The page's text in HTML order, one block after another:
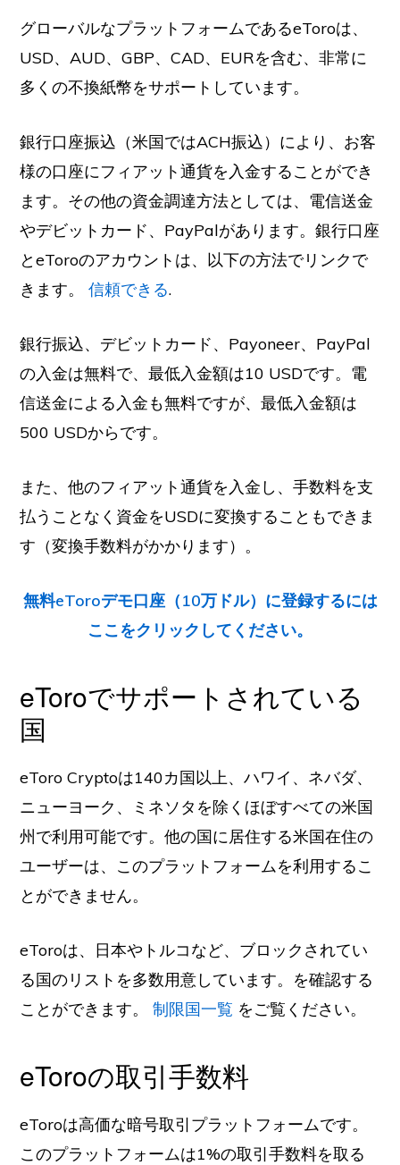
グローバルなプラットフォームであるeToroは、
USD、AUD、GBP、CAD、EURを含む、非常に
多くの不換紙幣をサポートしています。
銀行口座振込（米国ではACH振込）により、お客
様の口座にフィアット通貨を入金することができ
ます。その他の資金調達方法としては、電信送金
やデビットカード、PayPalがあります。銀行口座
とeToroのアカウントは、以下の方法でリンクで
きます。信頼できる.
銀行振込、デビットカード、Payoneer、PayPal
の入金は無料で、最低入金額は10 USDです。電
信送金による入金も無料ですが、最低入金額は
500 USDからです。
また、他のフィアット通貨を入金し、手数料を支
払うことなく資金をUSDに変換することもできま
す（変換手数料がかかります）。
無料eToroデモ口座（10万ドル）に登録するには
ここをクリックしてください。
eToroでサポートされている
国
eToro Cryptoは140カ国以上、ハワイ、ネバダ、
ニューヨーク、ミネソタを除くほぼすべての米国
州で利用可能です。他の国に居住する米国在住の
ユーザーは、このプラットフォームを利用するこ
とができません。
eToroは、日本やトルコなど、ブロックされてい
る国のリストを多数用意しています。を確認する
ことができます。制限国一覧 をご覧ください。
eToroの取引手数料
eToroは高価な暗号取引プラットフォームです。
このプラットフォームは1%の取引手数料を取る